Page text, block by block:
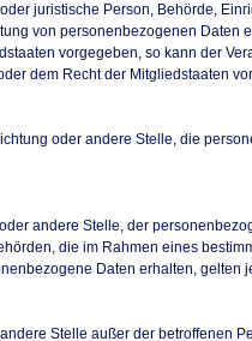
juristische Person, Behörde,
von personenbezogenen Daten
vorgegeben, so kann der
dem Recht der Mitgliedstaaten
oder andere Stelle, die
andere Stelle, der
die im Rahmen eines
Daten erhalten, gelten
Stelle außer der betroffenen